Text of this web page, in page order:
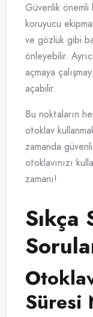
Güvenlik önemli
koruyucu
ve gözlük gibi
önleyebilir.
açmaya
açabilir.
Bu noktaların
otoklav
zamanda
otoklavınızı
zamanı!
Sıkça
Süresi